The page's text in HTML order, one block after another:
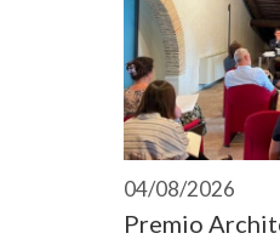
04/08/2026
Premio